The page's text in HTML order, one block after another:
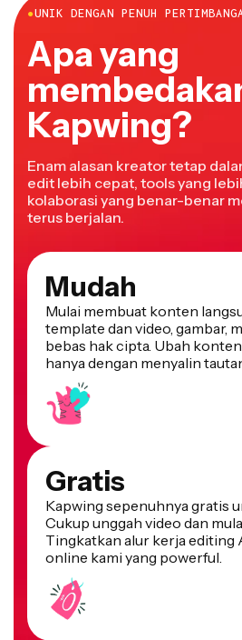
Apa yang
Kapwing?
Enam alasan kreator tetap
edit lebih cepat, tools yang
kolaborasi yang benar-benar
terus berjalan.
Mudah
Mulai membuat konten
template dan video, gambar,
bebas hak cipta. Ubah
hanya dengan menyalin
Gratis
Kapwing sepenuhnya gratis
Cukup unggah video dan
Tingkatkan alur kerja editing
online kami yang powerful.